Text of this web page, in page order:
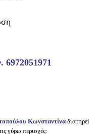
6972051971
Κωνσταντίναδιατηρεί
γύρω περιοχές: